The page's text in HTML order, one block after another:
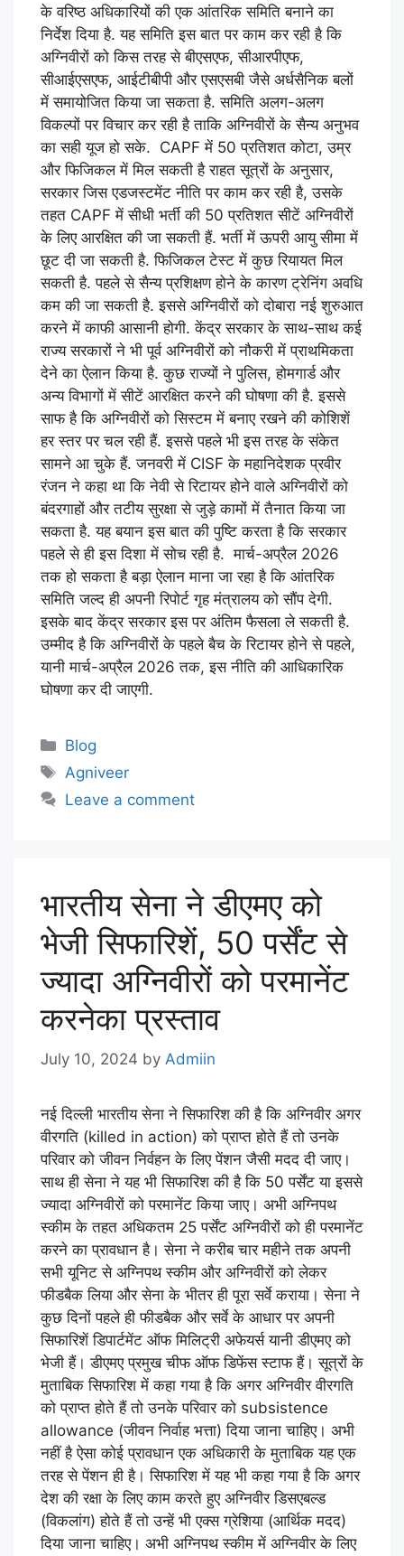
के वरिष्ठ अधिकारियों की एक आंतरिक समिति बनाने का
निर्देश दिया है. यह समिति इस बात पर काम कर रही है कि
अग्निवीरों को किस तरह से बीएसएफ, सीआरपीएफ,
सीआईएसएफ, आईटीबीपी और एसएसबी जैसे अर्धसैनिक बलों
में समायोजित किया जा सकता है. समिति अलग-अलग
विकल्पों पर विचार कर रही है ताकि अग्निवीरों के सैन्य अनुभव
का सही यूज हो सके. CAPF में 50 प्रतिशत कोटा, उम्र
और फिजिकल में मिल सकती है राहत सूत्रों के अनुसार,
सरकार जिस एडजस्टमेंट नीति पर काम कर रही है, उसके
तहत CAPF में सीधी भर्ती की 50 प्रतिशत सीटें अग्निवीरों
के लिए आरक्षित की जा सकती हैं. भर्ती में ऊपरी आयु सीमा में
छूट दी जा सकती है. फिजिकल टेस्ट में कुछ रियायत मिल
सकती है. पहले से सैन्य प्रशिक्षण होने के कारण ट्रेनिंग अवधि
कम की जा सकती है. इससे अग्निवीरों को दोबारा नई शुरुआत
करने में काफी आसानी होगी. केंद्र सरकार के साथ-साथ कई
राज्य सरकारों ने भी पूर्व अग्निवीरों को नौकरी में प्राथमिकता
देने का ऐलान किया है. कुछ राज्यों ने पुलिस, होमगार्ड और
अन्य विभागों में सीटें आरक्षित करने की घोषणा की है. इससे
साफ है कि अग्निवीरों को सिस्टम में बनाए रखने की कोशिशें
हर स्तर पर चल रही हैं. इससे पहले भी इस तरह के संकेत
सामने आ चुके हैं. जनवरी में CISF के महानिदेशक प्रवीर
रंजन ने कहा था कि नेवी से रिटायर होने वाले अग्निवीरों को
बंदरगाहों और तटीय सुरक्षा से जुड़े कामों में तैनात किया जा
सकता है. यह बयान इस बात की पुष्टि करता है कि सरकार
पहले से ही इस दिशा में सोच रही है. मार्च-अप्रैल 2026
तक हो सकता है बड़ा ऐलान माना जा रहा है कि आंतरिक
समिति जल्द ही अपनी रिपोर्ट गृह मंत्रालय को सौंप देगी.
इसके बाद केंद्र सरकार इस पर अंतिम फैसला ले सकती है.
उम्मीद है कि अग्निवीरों के पहले बैच के रिटायर होने से पहले,
यानी मार्च-अप्रैल 2026 तक, इस नीति की आधिकारिक
घोषणा कर दी जाएगी.
Blog
Agniveer
Leave a comment
भारतीय सेना ने डीएमए को
भेजी सिफारिशें, 50 पर्सेंट से
ज्यादा अग्निवीरों को परमानेंट
करनेका प्रस्ताव
July 10, 2024 by Admiin
नई दिल्ली भारतीय सेना ने सिफारिश की है कि अग्निवीर अगर
वीरगति (killed in action) को प्राप्त होते हैं तो उनके
परिवार को जीवन निर्वहन के लिए पेंशन जैसी मदद दी जाए।
साथ ही सेना ने यह भी सिफारिश की है कि 50 पर्सेंट या इससे
ज्यादा अग्निवीरों को परमानेंट किया जाए। अभी अग्निपथ
स्कीम के तहत अधिकतम 25 पर्सेंट अग्निवीरों को ही परमानेंट
करने का प्रावधान है। सेना ने करीब चार महीने तक अपनी
सभी यूनिट से अग्निपथ स्कीम और अग्निवीरों को लेकर
फीडबैक लिया और सेना के भीतर ही पूरा सर्वे कराया। सेना ने
कुछ दिनों पहले ही फीडबैक और सर्वे के आधार पर अपनी
सिफारिशें डिपार्टमेंट ऑफ मिलिट्री अफेयर्स यानी डीएमए को
भेजी हैं। डीएमए प्रमुख चीफ ऑफ डिफेंस स्टाफ हैं। सूत्रों के
मुताबिक सिफारिश में कहा गया है कि अगर अग्निवीर वीरगति
को प्राप्त होते हैं तो उनके परिवार को subsistence
allowance (जीवन निर्वाह भत्ता) दिया जाना चाहिए। अभी
नहीं है ऐसा कोई प्रावधान एक अधिकारी के मुताबिक यह एक
तरह से पेंशन ही है। सिफारिश में यह भी कहा गया है कि अगर
देश की रक्षा के लिए काम करते हुए अग्निवीर डिसएबल्ड
(विकलांग) होते हैं तो उन्हें भी एक्स ग्रेशिया (आर्थिक मदद)
दिया जाना चाहिए। अभी अग्निपथ स्कीम में अग्निवीर के लिए